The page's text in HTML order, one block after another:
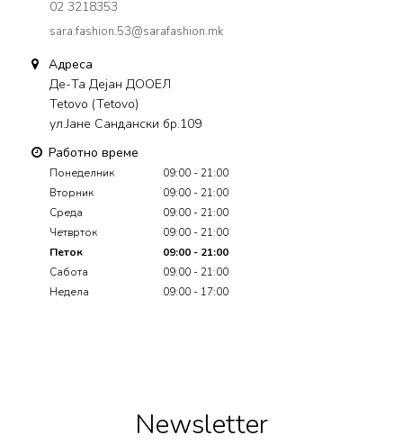
02 3218353
sara.fashion.53@sarafashion.mk
Адреса
Де-Та Дејан ДООЕЛ
Tetovo (Tetovo)
ул.Јане Сандански бр.109
Работно време
Понеделник
09:00 - 21:00
Вторник
09:00 - 21:00
Среда
09:00 - 21:00
Четврток
09:00 - 21:00
Петок
09:00 - 21:00
Сабота
09:00 - 21:00
Недела
09:00 - 17:00
Newsletter